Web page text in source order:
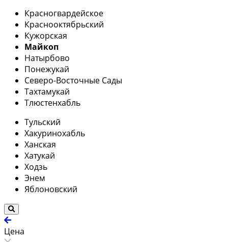
Красногвардейское
Краснооктябрьский
Кужорская
Майкоп
Натырбово
Понежукай
Северо-Восточные Сады
Тахтамукай
Тлюстенхабль
Тульский
Хакуринохабль
Ханская
Хатукай
Ходзь
Энем
Яблоновский
Цена